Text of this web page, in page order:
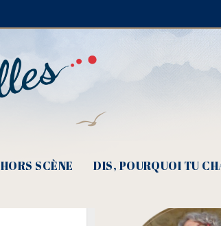
HORS SCÈNE DIS, POURQUOI TU